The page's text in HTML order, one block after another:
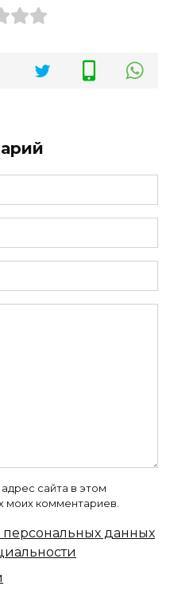
сайта в этом
моих комментариев.
персональных данных